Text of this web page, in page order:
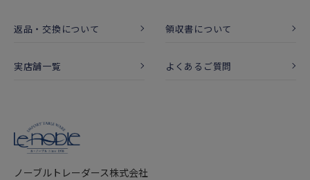
返品・交換について 領収書について
実店舗一覧 よくあるご質問
ノーブルトレーダース株式会社